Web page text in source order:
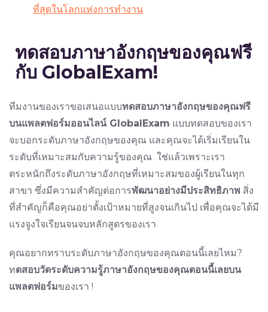
ที่สุดในโลกแห่งการทำงาน
ทดสอบภาษาอังกฤษของคุณฟรี
กับ GlobalExam!
ทีมงานของเราขอเสนอแบบทดสอบภาษาอังกฤษของคุณฟรี
บนแพลตฟอร์มออนไลน์ GlobalExam แบบทดสอบของเรา
จะบอกระดับภาษาอังกฤษของคุณ และคุณจะได้เริ่มเรียนใน
ระดับที่เหมาะสมกับความรู้ของคุณ ใช่แล้วเพราะเรา
ตระหนักถึงระดับภาษาอังกฤษที่เหมาะสมของผู้เรียนในทุก
สาขา ซึ่งมีความสำคัญต่อการพัฒนาอย่างมีประสิทธิภาพ สิ่ง
ที่สำคัญก็คือคุณอย่าตั้งเป้าหมายที่สูงจนเกินไป เพื่อคุณจะได้มี
แรงจูงใจเรียนจนจบหลักสูตรของเรา
คุณอยากทราบระดับภาษาอังกฤษของคุณตอนนี้เลยไหม?
ทดสอบวัดระดับความรู้ภาษาอังกฤษของคุณตอนนี้เลยบน
แพลตฟอร์มของเรา !